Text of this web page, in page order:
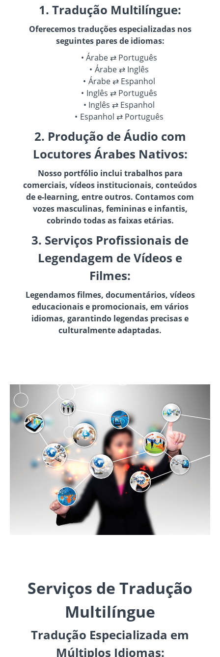
1. Tradução Multilíngue:
Oferecemos traduções especializadas nos
seguintes pares de idiomas:
Árabe ⇄ Português
Árabe ⇄ Inglês
Árabe ⇄ Espanhol
Inglês ⇄ Português
Inglês ⇄ Espanhol
Espanhol ⇄ Português
2. Produção de Áudio com
Locutores Árabes Nativos:
Nosso portfólio inclui trabalhos para
comerciais, vídeos institucionais, conteúdos
de e-learning, entre outros. Contamos com
vozes masculinas, femininas e infantis,
cobrindo todas as faixas etárias.
3. Serviços Profissionais de
Legendagem de Vídeos e
Filmes:
Legendamos filmes, documentários, vídeos
educacionais e promocionais, em vários
idiomas, garantindo legendas precisas e
culturalmente adaptadas.
Serviços de Tradução
Multilíngue
Tradução Especializada em
Múltiplos Idiomas: